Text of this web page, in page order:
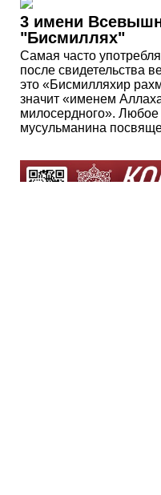
3 имени
"Бисмиллях"
Самая часто
после свидетельства
это «Бисмилляхир
значит «именем
милосердного». Любое
мусульманина